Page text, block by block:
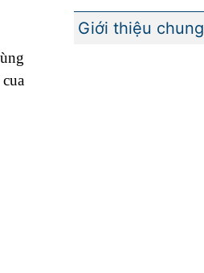
Giới thiệu chung